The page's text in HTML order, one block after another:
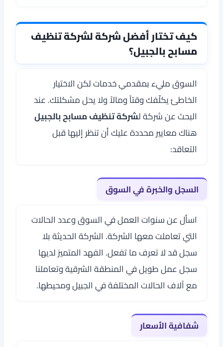
كيف تختار أفضل شركة لشركة تنظيف
مسابح بالجبيل؟
السوق مليء بمقدمي خدمات لكن الاختيار
الخاطئ يكلّفك وقتاً ومالاً ولا يحل مشكلتك. عند
البحث عن شركة لشركة تنظيف مسابح بالجبيل
هناك معايير محددة عليك أن تنظر إليها قبل
التعاقد:
السجل والخبرة في السوق
اسأل عن سنوات العمل في السوق وعدد الحالات
التي تعاملت معها الشركة. الشركة الحديثة بلا
سجل قد لا تعرف ما تفعل. الفهد المتميز لديها
سجل عمل طويل في المنطقة الشرقية وتعاملنا
مع آلاف الحالات المختلفة في الجبيل ومحيطها.
شفافية الأسعار